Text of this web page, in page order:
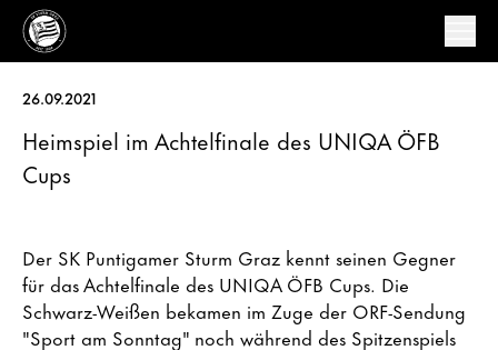
26.09.2021
Heimspiel im Achtelfinale des UNIQA ÖFB
Cups
Der SK Puntigamer Sturm Graz kennt seinen Gegner
für das Achtelfinale des UNIQA ÖFB Cups. Die
Schwarz-Weißen bekamen im Zuge der ORF-Sendung
"Sport am Sonntag" noch während des Spitzenspiels